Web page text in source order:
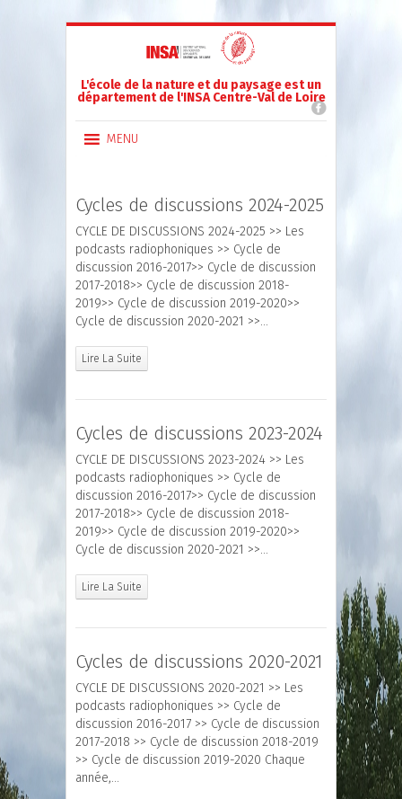
L'école de la nature et du paysage est un
département de l'INSA Centre-Val de Loire
MENU
Cycles de discussions 2024-2025
CYCLE DE DISCUSSIONS 2024-2025 >> Les
podcasts radiophoniques >> Cycle de
discussion 2016-2017>> Cycle de discussion
2017-2018>> Cycle de discussion 2018-
2019>> Cycle de discussion 2019-2020>>
Cycle de discussion 2020-2021 >>…
Lire La Suite
Cycles de discussions 2023-2024
CYCLE DE DISCUSSIONS 2023-2024 >> Les
podcasts radiophoniques >> Cycle de
discussion 2016-2017>> Cycle de discussion
2017-2018>> Cycle de discussion 2018-
2019>> Cycle de discussion 2019-2020>>
Cycle de discussion 2020-2021 >>…
Lire La Suite
Cycles de discussions 2020-2021
CYCLE DE DISCUSSIONS 2020-2021 >> Les
podcasts radiophoniques >> Cycle de
discussion 2016-2017 >> Cycle de discussion
2017-2018 >> Cycle de discussion 2018-2019
>> Cycle de discussion 2019-2020 Chaque
année,…